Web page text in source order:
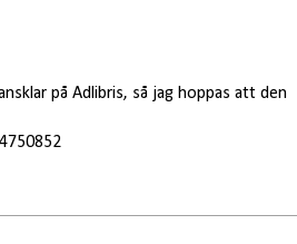
på Adlibris, så jag hoppas att den